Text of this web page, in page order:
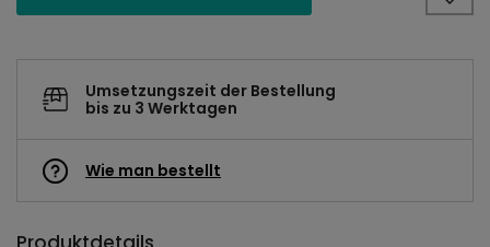
Umsetzungszeit der Bestellung
bis zu 3 Werktagen
Wie man bestellt